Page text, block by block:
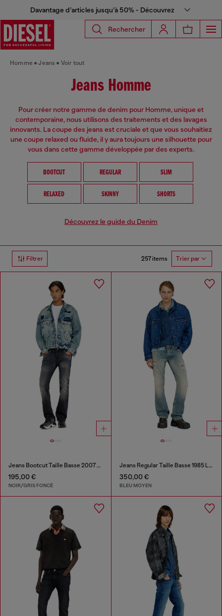
Davantage d’articles jusqu’à 50% - Découvrez
Rechercher
Homme Jeans Voir tout
Jeans Homme
Pour créer notre gamme de denim pour Homme, unique et
contemporaine, nous utilisons des traitements et des lavages
innovants. La coupe des jeans est cruciale et que vous souhaitiez
une coupe relaxed ou fluide, il y aura toujours une silhouette pour
vous dans cette gamme développée par des experts.
BOOTCUT REGULAR SLIM
RELAXED SKINNY SHORTS
Découvrez le guide du Denim
Filtrer 257 items Trier par
Jeans Bootcut Taille Basse 2007 Zatiny
195,00 €
NOIR/GRIS FONCÉ
Jeans Regular Taille Basse 1985 Larkee
350,00 €
BLEU MOYEN